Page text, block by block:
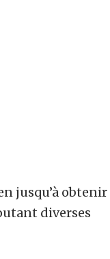
jusqu’à obtenir
diverses